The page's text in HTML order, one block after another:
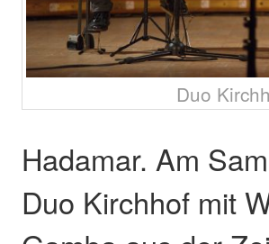
Duo
Hadamar. Am
Duo Kirchhof mit